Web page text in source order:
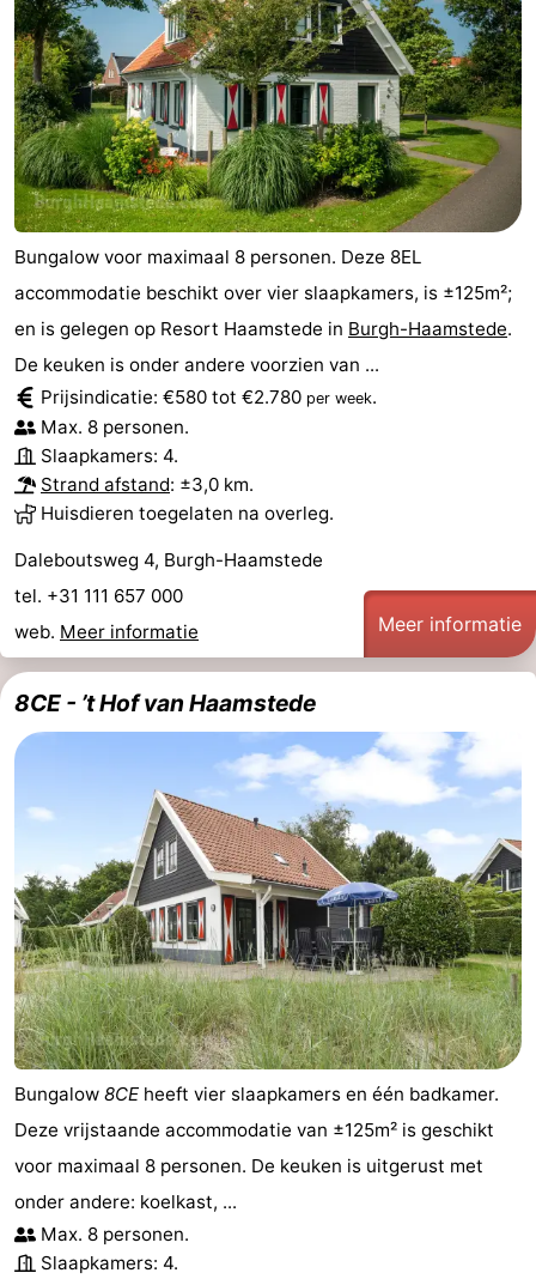
Bungalow voor maximaal 8 personen. Deze 8EL
accommodatie beschikt over vier slaapkamers, is ±125m²;
en is gelegen op Resort Haamstede in Burgh-Haamstede.
De keuken is onder andere voorzien van ...
Prijsindicatie: €580 tot €2.780 per week.
Max. 8 personen.
Slaapkamers: 4.
Strand afstand: ±3,0 km.
Huisdieren toegelaten na overleg.
Daleboutsweg 4, Burgh-Haamstede
tel. +31 111 657 000
web. Meer informatie Meer informatie
8CE - ’t Hof van Haamstede
Bungalow 8CE heeft vier slaapkamers en één badkamer.
Deze vrijstaande accommodatie van ±125m² is geschikt
voor maximaal 8 personen. De keuken is uitgerust met
onder andere: koelkast, ...
Max. 8 personen.
Slaapkamers: 4.